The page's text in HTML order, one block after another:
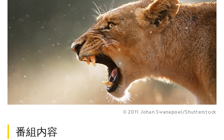
© 2011 Johan Swanepoel/Shutterstock
番組内容